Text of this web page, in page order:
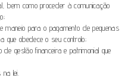
bem como proceder à comunicação
para o pagamento de pequenas
que obedece o seu controlo;
gestão financeira e patrimonial que
lei.